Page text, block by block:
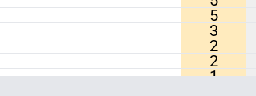
5
3
2
2
1